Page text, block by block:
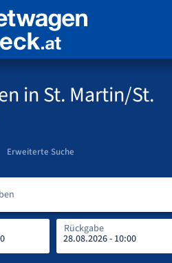
in St. Martin/St.
Erweiterte Suche
Rückgabe